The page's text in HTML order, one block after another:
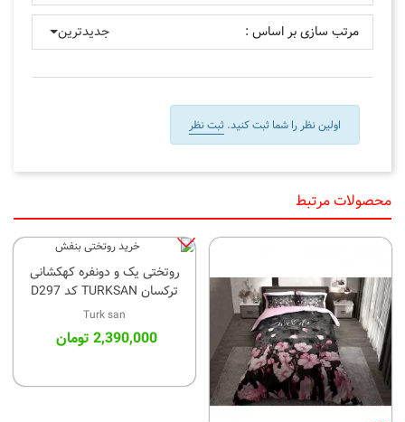
مرتب سازی بر اساس : جدیدترین
اولین نظر را شما ثبت کنید. ثبت نظر
محصولات مرتبط
روتختی یک و دونفره کهکشانی
ترکسان TURKSAN کد D297
Turk san
2,390,000 تومان